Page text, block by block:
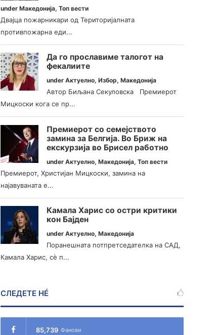
underМакедонија,Топ вести
Двајца пожарникари од Територијалната
противпожарна еди...
Да го прославиме талогот на
фекалиите
underАктуелно,Избор,Македонија
Автор Биљана Секуловска Премиерот
Мицкоски кога се пр...
Премиерот со семејството
замина за Белгија. Во Бриж на
екскурзија во Брисел работно
underАктуелно,Македонија,Топ вести
Премиерот, Христијан Мицкоски, замина на
најавуваната е...
Камала Харис со остри критики
кон Бајден
underАктуелно,Македонија
Поранешната потпретседателка на САД,
Камала Харис, сè п...
СЛЕДЕТЕ НÉ
85,739 Фанови